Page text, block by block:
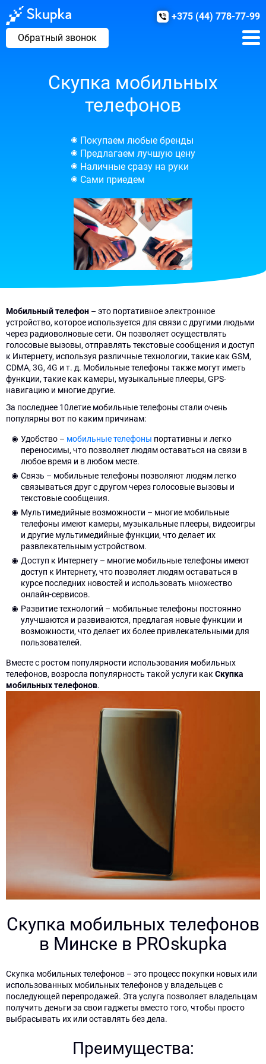
+375 (44) 778-77-99
Обратный звонок
Скупка мобильных
телефонов
Покупаем любые бренды
Предлагаем лучшую цену
Наличные сразу на руки
Сами приедем
Мобильный телефон – это портативное электронное
устройство, которое используется для связи с другими людьми
через радиоволновые сети. Он позволяет осуществлять
голосовые вызовы, отправлять текстовые сообщения и доступ
к Интернету, используя различные технологии, такие как GSM,
CDMA, 3G, 4G и т. д. Мобильные телефоны также могут иметь
функции, такие как камеры, музыкальные плееры, GPS-
навигацию и многие другие.
За последнее 10летие мобильные телефоны стали очень
популярны вот по каким причинам:
Удобство – мобильные телефоны портативны и легко
переносимы, что позволяет людям оставаться на связи в
любое время и в любом месте.
Связь – мобильные телефоны позволяют людям легко
связываться друг с другом через голосовые вызовы и
текстовые сообщения.
Мультимедийные возможности – многие мобильные
телефоны имеют камеры, музыкальные плееры, видеоигры
и другие мультимедийные функции, что делает их
развлекательным устройством.
Доступ к Интернету – многие мобильные телефоны имеют
доступ к Интернету, что позволяет людям оставаться в
курсе последних новостей и использовать множество
онлайн-сервисов.
Развитие технологий – мобильные телефоны постоянно
улучшаются и развиваются, предлагая новые функции и
возможности, что делает их более привлекательными для
пользователей.
Вместе с ростом популярности использования мобильных
телефонов, возросла популярность такой услуги какСкупка
мобильных телефонов.
Скупка мобильных телефонов
в Минске в PROskupka
Скупка мобильных телефонов – это процесс покупки новых или
использованных мобильных телефонов у владельцев с
последующей перепродажей. Эта услуга позволяет владельцам
получить деньги за свои гаджеты вместо того, чтобы просто
выбрасывать их или оставлять без дела.
Преимущества: